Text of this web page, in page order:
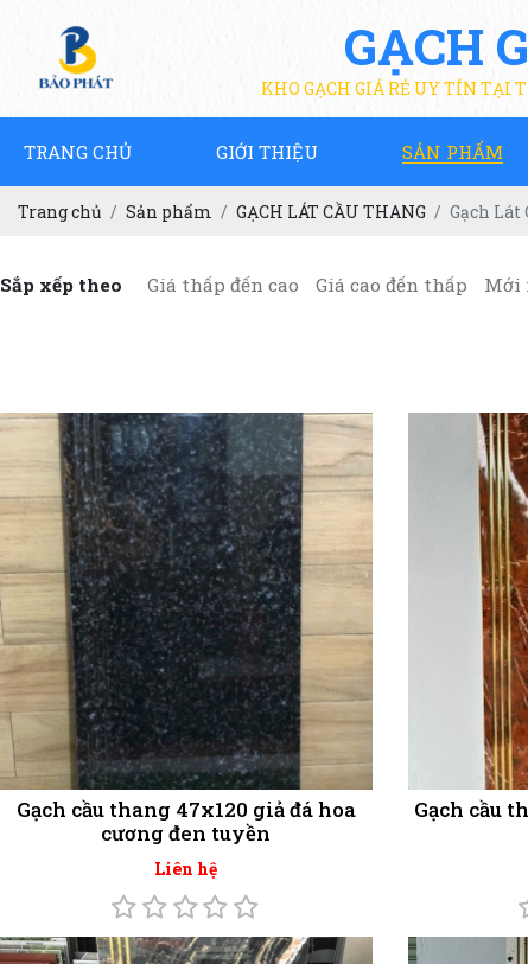
GẠCH
KHO GẠCH GIÁ RẺ UY TÍN TẠI
TRANG CHỦ GIỚI THIỆU SẢN PHẨM
Trang chủ Sản phẩm GẠCH LÁT CẦU THANG Gạch Lát
Sắp xếp theo Giá thấp đến cao Giá cao đến thấp Mới
Gạch cầu thang 47x120 giả đá hoa
cương đen tuyền
Liên hệ
Gạch cầu